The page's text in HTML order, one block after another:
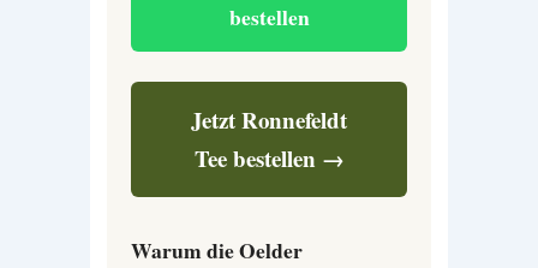
bestellen
Jetzt Ronnefeldt
Tee bestellen →
Warum die Oelder